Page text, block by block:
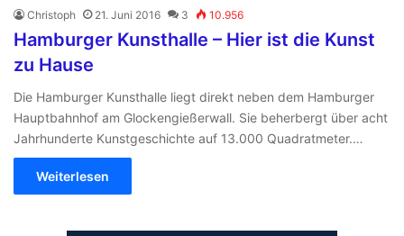
Christoph 21. Juni 2016 3 10.956
Hamburger Kunsthalle – Hier ist die Kunst
zu Hause
Die Hamburger Kunsthalle liegt direkt neben dem Hamburger
Hauptbahnhof am Glockengießerwall. Sie beherbergt über acht
Jahrhunderte Kunstgeschichte auf 13.000 Quadratmeter.…
Weiterlesen